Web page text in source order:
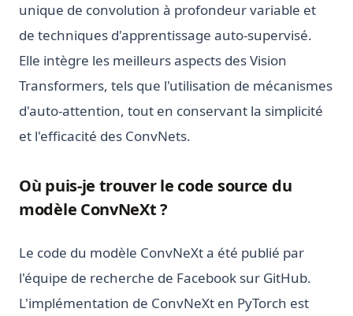
unique de convolution à profondeur variable et
de techniques d'apprentissage auto-supervisé.
Elle intègre les meilleurs aspects des Vision
Transformers, tels que l'utilisation de mécanismes
d'auto-attention, tout en conservant la simplicité
et l'efficacité des ConvNets.
Où puis-je trouver le code source du
modèle ConvNeXt ?
Le code du modèle ConvNeXt a été publié par
l'équipe de recherche de Facebook sur GitHub.
L'implémentation de ConvNeXt en PyTorch est